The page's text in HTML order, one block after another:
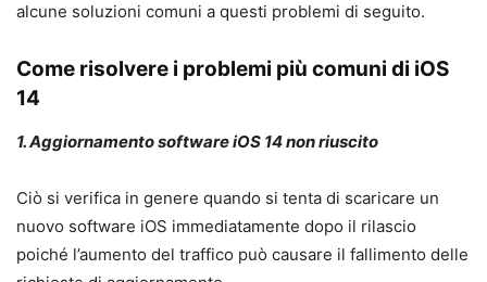
alcune soluzioni comuni a questi problemi di seguito.
Come risolvere i problemi più comuni di iOS
14
1. Aggiornamento software iOS 14 non riuscito
Ciò si verifica in genere quando si tenta di scaricare un
nuovo software iOS immediatamente dopo il rilascio
poiché l’aumento del traffico può causare il fallimento delle